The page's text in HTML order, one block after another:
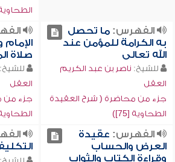
الطحاوية
الفهرس:ما تحصل
به الكرامة للمؤمن عند
الله تعالى
للشيخ: ناصر بن عبد الكريم
العقل
جزء من محاضرة ( شرح العقيدة
الطحاوية [75])
صلاة
للشيخ:
العقل
جزء من
الطحاوية
الفهرس: عقيدة
العرض والحساب
وقراءة الكتاب والثواب